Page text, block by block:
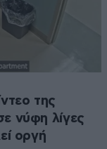
της
νύφη λίγες
οργή